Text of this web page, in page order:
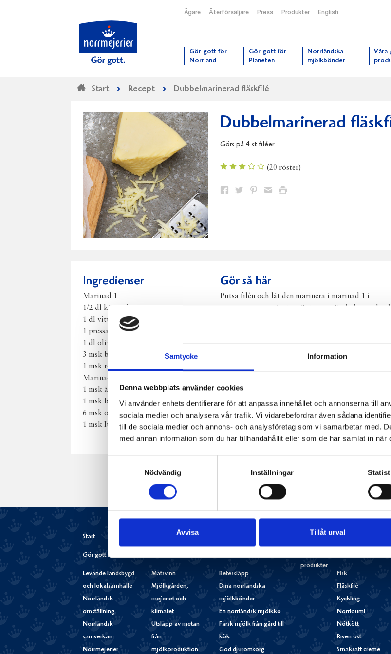
Samtycke Information
Denna webbplats använder cookies
Vi använder enhetsidentifierare för att anpassa innehållet och annonserna till
sociala medier och analysera vår trafik. Vi vidarebefordrar även sådana
till de sociala medier och annons- och analysföretag som vi samarbetar med.
med annan information som du har tillhandahållit eller som de har samlat in när
Nödvändig
Inställningar
Avvisa Tillåt urval
Ägare Återförsäljare Press Produkter English
Gör gott för
Norrland
Gör gott för
Planeten
Norrländska
mjölkbönder
Våra
Start Recept Dubbelmarinerad fläskfilé
Dubbelmarinerad
Görs på 4 st filéer
(20 röster)
Dela Dela Dela DelaSkriv
Ingredienser
Marinad 1
1/2 dl kinesisk soya
1 dl vitt vin
1 pressad vitlök
1 dl olivolja
3 msk balsamvinäger
1 msk rosmarin
Marinad 2
1 msk äppelcider vinäger
1 msk balsamvinäger
6 msk olivolja
1 msk Italiensk salladskrydda
Gör så här
Putsa filén och låt den marinera i marinad 1 i
rumstemperatur i minst 3 timmar. Stek dem sedan
snyggt på fat och häll över marinad 2.
Start
Gör gott för Norrland
Levande landsbygd
och lokalsamhälle
Norrländsk
omställning
Norrländsk
samverkan
Norrmejerier
Matsvinn
Mjölkgården,
mejeriet och
klimatet
Utsläpp av metan
från
mjölkproduktion
Betessläpp
Dina norrländska
mjölkbönder
En norrländsk mjölkko
Färsk mjölk från gård till
kök
God djuromsorg
produkter
Fisk
Fläskfilé
Kyckling
Norrloumi
Nötkött
Riven ost
Smaksatt creme